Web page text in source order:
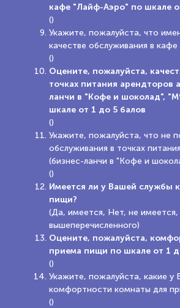
кафе "Лайф-Аэро" по шкале
()
Укажите, пожалуйста, что
качестве обслуживания в
()
Оцените, пожалуйста,
точках питания арендторов
ланчи в "Кофе и шоколад",
шкале от 1 до 5 балов
()
Укажите, пожалуйста, что не
обслуживания в точках
(бизнес-ланчи в "Кофе и
()
Имеется ли у Вашей службы
пищи?
(Да, имеется, Нет, не имеется,
вышеперечисленного)
Оцените, пожалуйста,
приема пищи по шкале от 1
()
Укажите, пожалуйста, какие у
комфортности комнаты для
()